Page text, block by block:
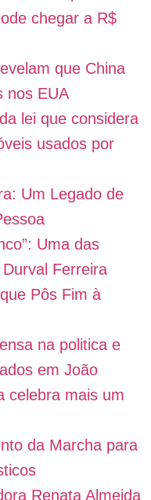
chegar a R$
que China
nos EUA
lei que considera
usados por
Um Legado de
Uma das
Ferreira
Pôs Fim à
na politica e
em João
celebra mais um
da Marcha para
Renata Almeida